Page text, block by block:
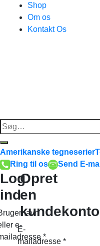
Shop
Om os
Kontakt Os
Søg
efter:
Amerikanske tegneserier
Ring til os
Send E-
Log
ind
e-
*
Opret
en
kundekonto
E-
mailadresse *